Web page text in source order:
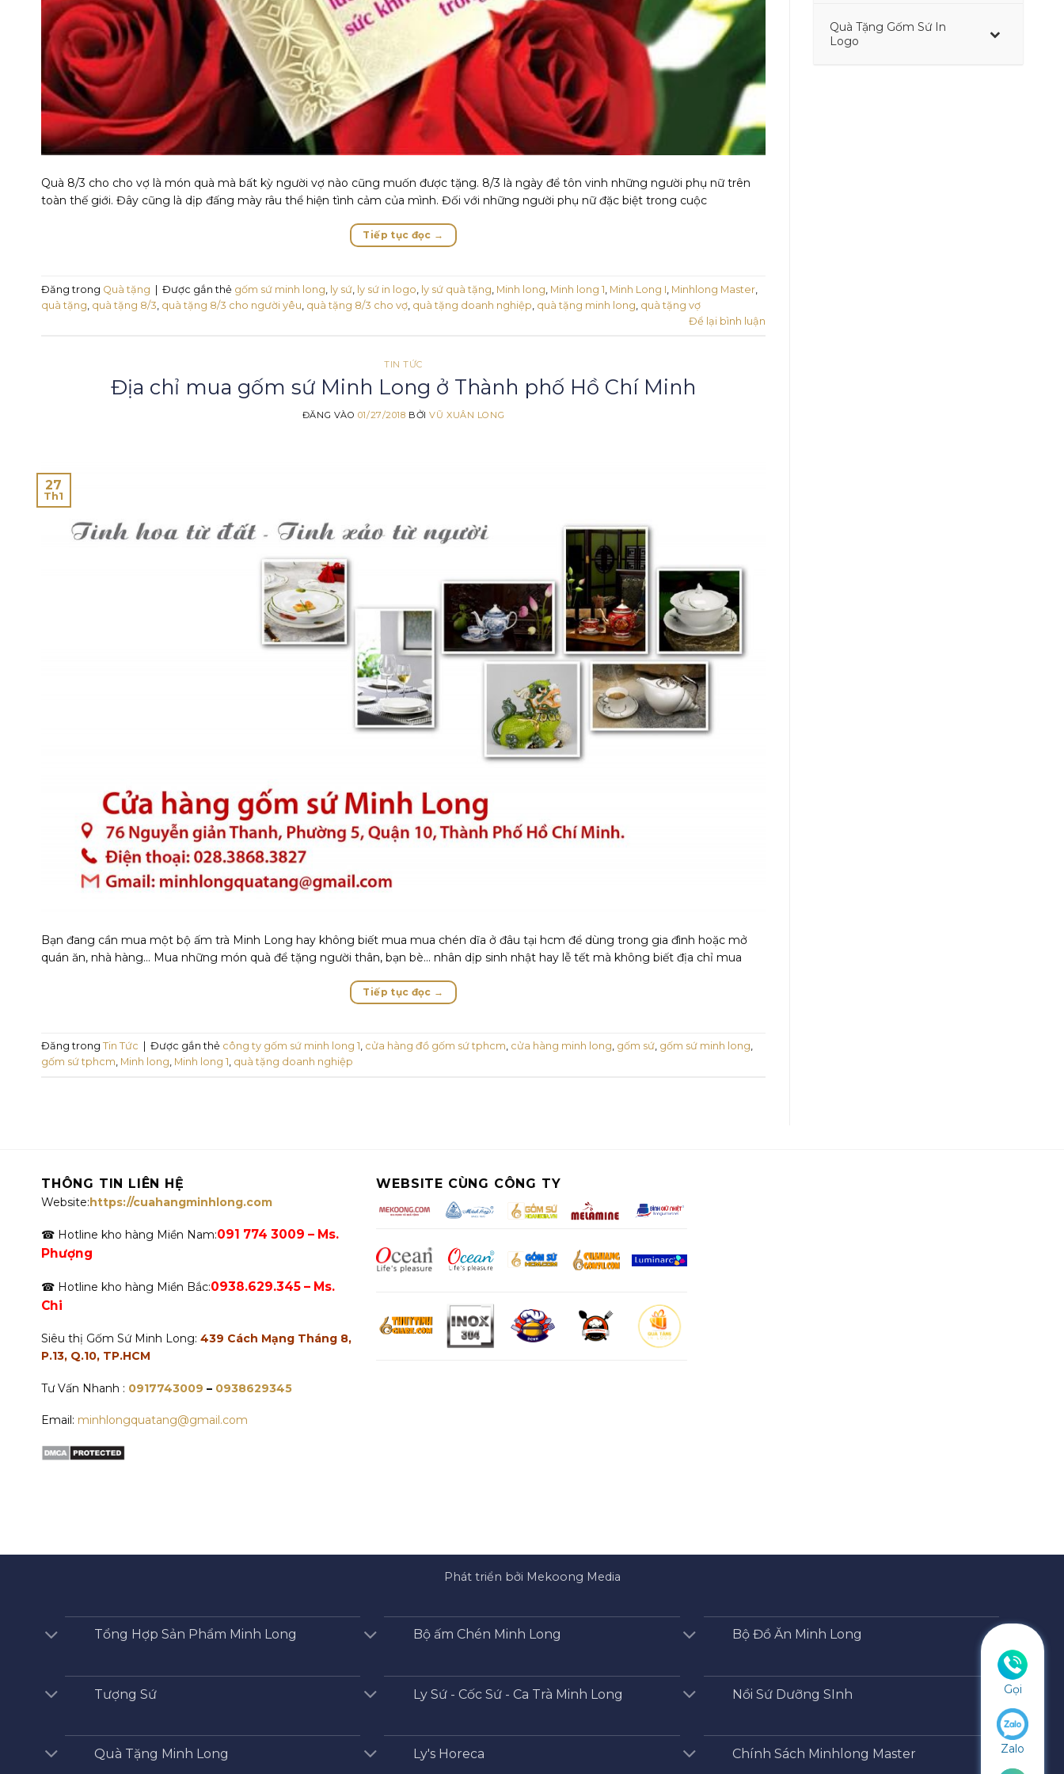
Quà 8/3 cho cho vợ là món quà mà bất kỳ người vợ nào cũng muốn được tặng. 8/3 là ngày để tôn vinh những người phụ nữ trên
toàn thế giới. Đây cũng là dịp đấng mày râu thể hiện tình cảm của mình. Đối với những người phụ nữ đặc biệt trong cuộc
Tiếp tục đọc →
Đăng trong Quà tặng Được gắn thẻ gốm sứ minh long ly sứ ly sứ in logo ly sứ quà tặng Minh long Minh long 1 Minh Long I Minhlong Master
quà tặng quà tặng 8/3 quà tặng 8/3 cho người yêu quà tặng 8/3 cho vợ quà tặng doanh nghiệp quà tặng minh long quà tặng vợ
Để lại bình luận
TIN TỨC
Địa chỉ mua gốm sứ Minh Long ở Thành phố Hồ Chí Minh
ĐĂNG VÀO 01/27/2018 BỞIVŨ XUÂN LONG
27
Th1
Bạn đang cần mua một bộ ấm trà Minh Long hay không biết mua mua chén dĩa ở đâu tại hcm để dùng trong gia đình hoặc mở
quán ăn, nhà hàng… Mua những món quà để tặng người thân, bạn bè… nhân dịp sinh nhật hay lễ tết mà không biết địa chỉ mua
Tiếp tục đọc →
Đăng trong Tin Tức Được gắn thẻ công ty gốm sứ minh long 1, cửa hàng đồ gốm sứ tphcm, cửa hàng minh long, gốm sứ, gốm sứ minh long,
gốm sứ tphcm, Minh long, Minh long 1, quà tặng doanh nghiệp
Quà Tặng Gốm Sứ In
Logo
–
THÔNG TIN LIÊN HỆ
Website:https://cuahangminhlong.com
☎ Hotline kho hàng Miền Nam:091 774 3009 – Ms.
Phượng
☎ Hotline kho hàng Miền Bắc:0938.629.345 – Ms.
Chi
Siêu thị Gốm Sứ Minh Long: 439 Cách Mạng Tháng 8,
P.13, Q.10, TP.HCM
Tư Vấn Nhanh : 0917743009 – 0938629345
Email: minhlongquatang@gmail.com
WEBSITE CÙNG CÔNG TY
Phát triển bởi Mekoong Media
Tổng Hợp Sản Phẩm Minh Long Bộ ấm Chén Minh Long Bộ Đồ Ăn Minh Long
Tượng Sứ Ly Sứ - Cốc Sứ - Ca Trà Minh Long Nồi Sứ Dưỡng SInh
Quà Tặng Minh Long Ly's Horeca Chính Sách Minhlong Master
Gọi
Zalo